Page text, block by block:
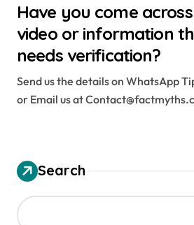
Have you come
video or information
needs verification?
Send us the details on WhatsApp
or Email us at
Search